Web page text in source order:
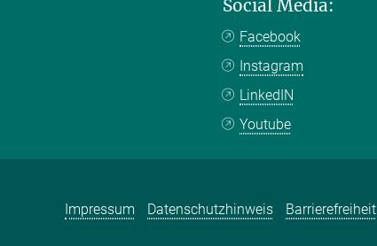
Social Media:
Facebook
Instagram
LinkedIN
Youtube
Impressum Datenschutzhinweis Barrierefreiheit